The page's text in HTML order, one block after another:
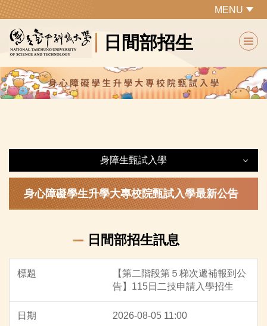
跳
主
要
內
容
區
日間部招生
MENU
身障生甄試入學
身障生甄試入學
招生名額查詢
身心障礙學生升學大專校院甄試入學最新公告
日間部招生訊息
【第二階段第５梯次遞補報到公
告】115日二技申請入學招生
2026-08-05 11:00